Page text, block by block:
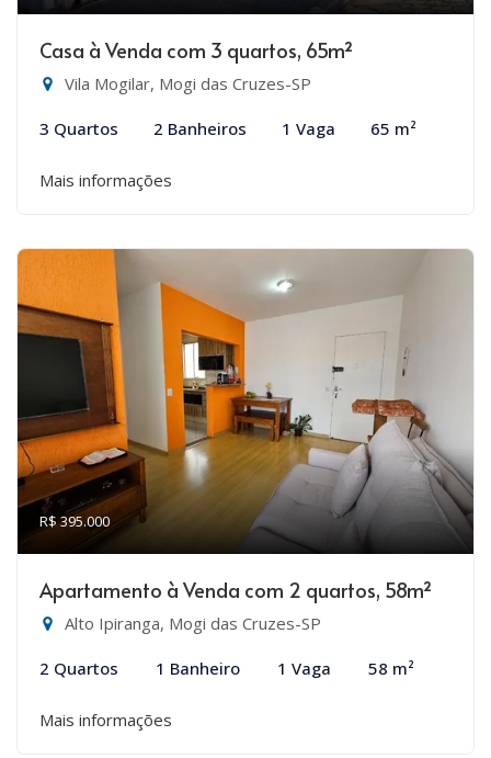
Casa à Venda com 3 quartos, 65m²
Vila Mogilar, Mogi das Cruzes-SP
3 Quartos 2 Banheiros 1 Vaga 65 m²
Mais informações
R$ 395.000
Apartamento à Venda com 2 quartos, 58m²
Alto Ipiranga, Mogi das Cruzes-SP
2 Quartos 1 Banheiro 1 Vaga 58 m²
Mais informações